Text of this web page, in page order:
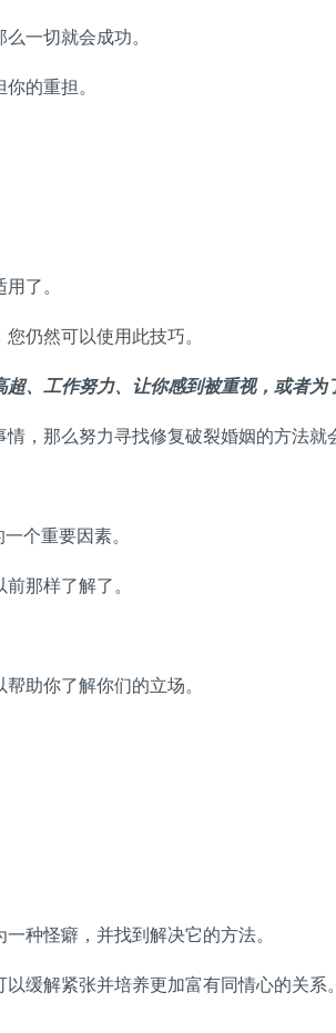
一切就会成功。
的重担。
了。
您仍然可以使用此技巧。
、工作努力、让你感到被重视，或者为
情，那么努力寻找修复破裂婚姻的方法就
个重要因素。
那样了解了。
助你了解你们的立场。
种怪癖，并找到解决它的方法。
缓解紧张并培养更加富有同情心的关系。